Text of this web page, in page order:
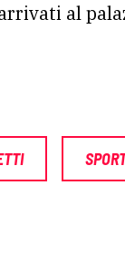
al